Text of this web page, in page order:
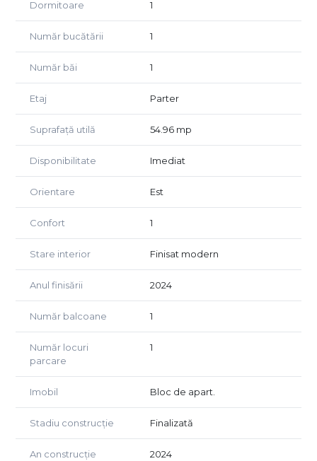
Dormitoare 1
Număr bucătării 1
Număr băi 1
Etaj Parter
Suprafață utilă 54.96 mp
Disponibilitate Imediat
Orientare Est
Confort 1
Stare interior Finisat modern
Anul finisării 2024
Număr balcoane 1
Număr locuri
parcare
1
Imobil Bloc de apart.
Stadiu construcție Finalizată
An construcție 2024